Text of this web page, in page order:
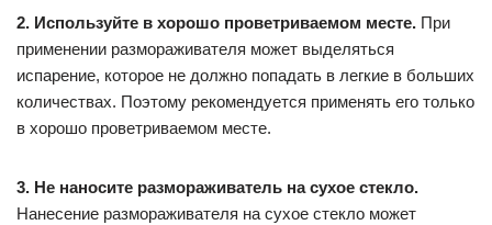
2. Используйте в хорошо проветриваемом месте. При
применении размораживателя может выделяться
испарение, которое не должно попадать в легкие в больших
количествах. Поэтому рекомендуется применять его только
в хорошо проветриваемом месте.
3. Не наносите размораживатель на сухое стекло.
Нанесение размораживателя на сухое стекло может